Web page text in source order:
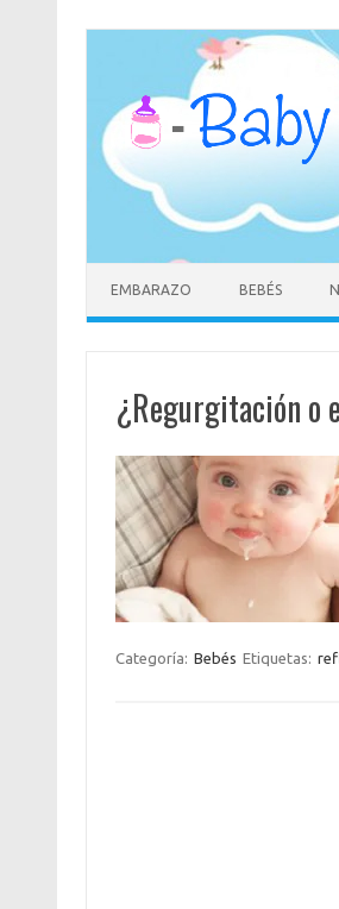
Saltar
EMBARAZO BEBÉS
¿Regurgitación o
Categoría: Bebés Etiquetas: